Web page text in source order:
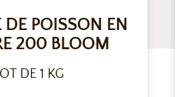
DE POISSON EN
200 BLOOM
DE 1 KG